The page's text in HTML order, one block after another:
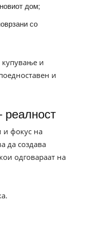
дом;
со
купување и
и
и фокус на
да создава
одговараат на